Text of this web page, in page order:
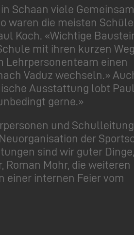
Schaan viele
waren die meisten
Koch. «Wichtige
mit ihren kurzen
Lehrpersonenteam einen
Vaduz wechseln.»
Ausstattung lobt
gerne.»
und
der
sind wir guter
Mohr, die weiteren
einer internen Feier vom